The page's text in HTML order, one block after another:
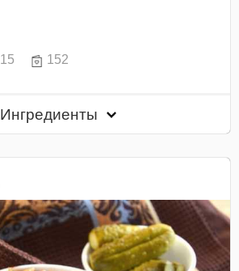
15 152
Ингредиенты